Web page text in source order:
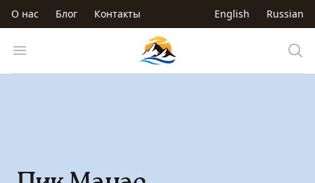
Перейти к основному содержанию
О нас Блог Контакты English Russian
Open menu Trip to Kyrgyzstan